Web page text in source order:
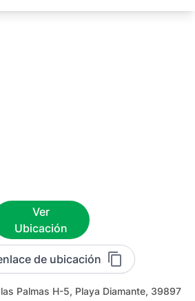
Ver
Ubicación
de ubicación
Palmas H-5, Playa Diamante, 39897